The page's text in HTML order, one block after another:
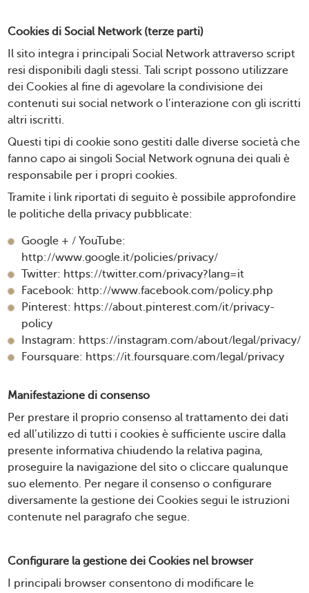
Cookies di Social Network (terze parti)
Il sito integra i principali Social Network attraverso script
resi disponibili dagli stessi. Tali script possono utilizzare
dei Cookies al fine di agevolare la condivisione dei
contenuti sui social network o l’interazione con gli iscritti
altri iscritti.
Questi tipi di cookie sono gestiti dalle diverse società che
fanno capo ai singoli Social Network ognuna dei quali è
responsabile per i propri cookies.
Tramite i link riportati di seguito è possibile approfondire
le politiche della privacy pubblicate:
Google + / YouTube:
http://www.google.it/policies/privacy/
Twitter: https://twitter.com/privacy?lang=it
Facebook: http://www.facebook.com/policy.php
Pinterest: https://about.pinterest.com/it/privacy-
policy
Instagram: https://instagram.com/about/legal/privacy/
Foursquare: https://it.foursquare.com/legal/privacy
Manifestazione di consenso
Per prestare il proprio consenso al trattamento dei dati
ed all’utilizzo di tutti i cookies è sufficiente uscire dalla
presente informativa chiudendo la relativa pagina,
proseguire la navigazione del sito o cliccare qualunque
suo elemento. Per negare il consenso o configurare
diversamente la gestione dei Cookies segui le istruzioni
contenute nel paragrafo che segue.
Configurare la gestione dei Cookies nel browser
I principali browser consentono di modificare le